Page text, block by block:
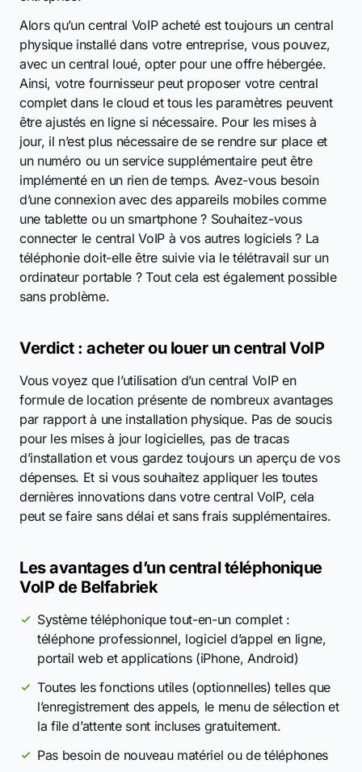
Alors qu’un central VoIP acheté est toujours un central
physique installé dans votre entreprise, vous pouvez,
avec un central loué, opter pour une offre hébergée.
Ainsi, votre fournisseur peut proposer votre central
complet dans le cloud et tous les paramètres peuvent
être ajustés en ligne si nécessaire. Pour les mises à
jour, il n’est plus nécessaire de se rendre sur place et
un numéro ou un service supplémentaire peut être
implémenté en un rien de temps. Avez-vous besoin
d’une connexion avec des appareils mobiles comme
une tablette ou un smartphone ? Souhaitez-vous
connecter le central VoIP à vos autres logiciels ? La
téléphonie doit-elle être suivie via le télétravail sur un
ordinateur portable ? Tout cela est également possible
sans problème.
Verdict : acheter ou louer un central VoIP
Vous voyez que l’utilisation d’un central VoIP en
formule de location présente de nombreux avantages
par rapport à une installation physique. Pas de soucis
pour les mises à jour logicielles, pas de tracas
d’installation et vous gardez toujours un aperçu de vos
dépenses. Et si vous souhaitez appliquer les toutes
dernières innovations dans votre central VoIP, cela
peut se faire sans délai et sans frais supplémentaires.
Les avantages d’un central téléphonique
VoIP de Belfabriek
Système téléphonique tout-en-un complet :
téléphone professionnel, logiciel d’appel en ligne,
portail web et applications (iPhone, Android)
Toutes les fonctions utiles (optionnelles) telles que
l’enregistrement des appels, le menu de sélection et
la file d’attente sont incluses gratuitement.
Pas besoin de nouveau matériel ou de téléphones